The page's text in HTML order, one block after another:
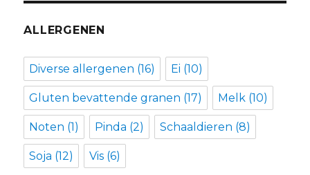
ALLERGENEN
Diverse allergenen (16) Ei (10)
Gluten bevattende granen (17) Melk (10)
Noten (1) Pinda (2) Schaaldieren (8)
Soja (12) Vis (6)